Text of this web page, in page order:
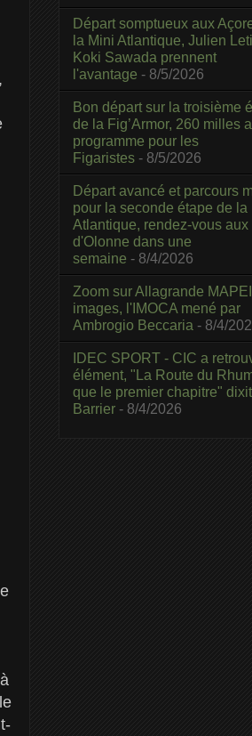
Départ somptueux aux
la Mini Atlantique, Julien
Koki Sawada prennent
l'avantage - 8/5/2026
Bon départ sur la troisième
de la Fig’Armor, 260 milles
programme pour les
Figaristes - 8/5/2026
Départ avancé et parcours
pour la seconde étape de la
Atlantique, rendez-vous
d'Olonne dans une
semaine - 8/4/2026
Zoom sur Allagrande
images, l'IMOCA mené par
Ambrogio Beccaria - 8/4/
IDEC SPORT - CIC a
élément, "La Route du
que le premier chapitre"
Barrier - 8/4/2026